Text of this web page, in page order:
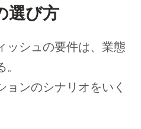
選び方
ッシュの要件は、業態
ョンのシナリオをいく